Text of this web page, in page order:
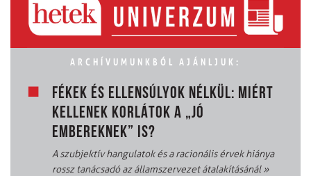
ARCHÍVUMUNKBÓL AJÁNLJUK:
FÉKEK ÉS ELLENSÚLYOK NÉLKÜL: MIÉRT
KELLENEK KORLÁTOK A „JÓ
EMBEREKNEK” IS?
A szubjektív hangulatok és a racionális érvek hiánya
rossz tanácsadó az államszervezet átalakításánál»